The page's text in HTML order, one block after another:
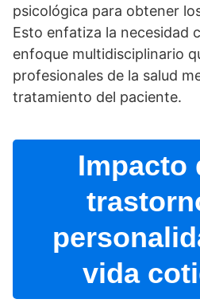
psicológica para obtener
Esto enfatiza la necesidad
enfoque multidisciplinario
profesionales de la salud
tratamiento del paciente.
Impacto
vida